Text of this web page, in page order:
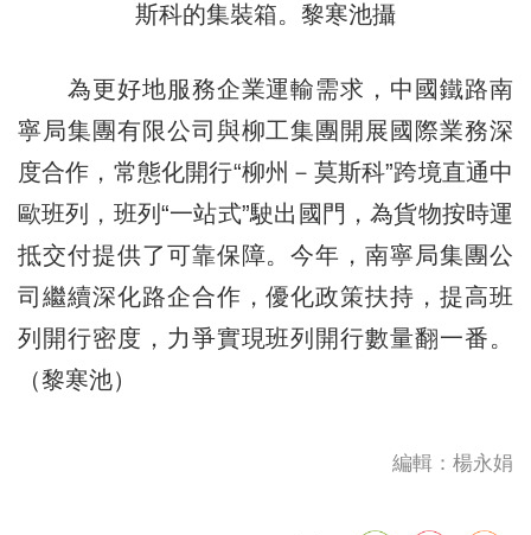
斯科的集裝箱。黎寒池攝
為更好地服務企業運輸需求，中國鐵路南
寧局集團有限公司與柳工集團開展國際業務深
度合作，常態化開行“柳州－莫斯科”跨境直通中
歐班列，班列“一站式”駛出國門，為貨物按時運
抵交付提供了可靠保障。今年，南寧局集團公
司繼續深化路企合作，優化政策扶持，提高班
列開行密度，力爭實現班列開行數量翻一番。
（黎寒池）
編輯：楊永娟